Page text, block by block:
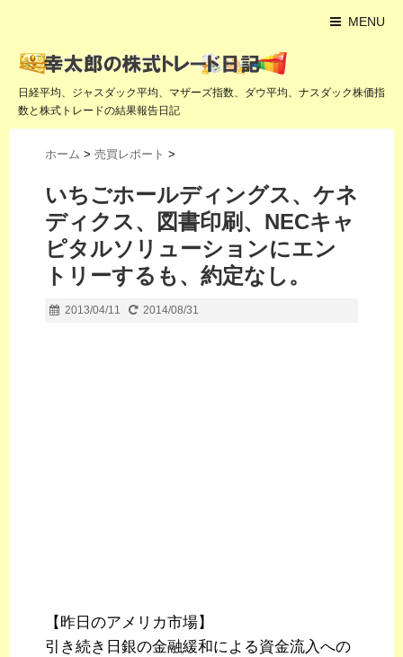
MENU
日経平均、ジャスダック平均、マザーズ指数、ダウ平均、ナスダック株価指
数と株式トレードの結果報告日記
ホーム > 売買レポート >
いちごホールディングス、ケネ
ディクス、図書印刷、NECキャ
ピタルソリューションにエン
トリーするも、約定なし。
2013/04/11 2014/08/31
【昨日のアメリカ市場】
引き続き日銀の金融緩和による資金流入への